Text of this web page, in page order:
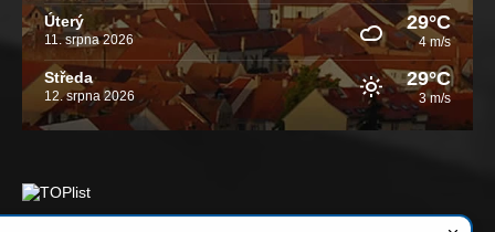
Úterý
11. srpna 2026
29°C
4 m/s
Středa
12. srpna 2026
29°C
3 m/s